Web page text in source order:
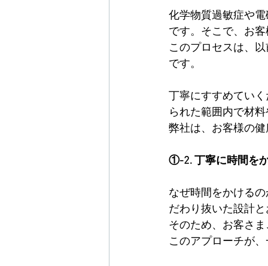
化学物質過敏症や
です。そこで、お
このプロセスは、
です。
丁寧にすすめてい
られた範囲内で材
弊社は、お客様の
①-2. 丁寧に時間を
なぜ時間をかける
だわり抜いた設計
そのため、お客さ
このアプローチが